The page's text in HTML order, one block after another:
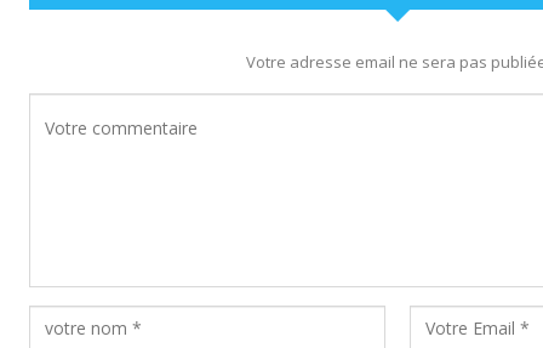
Votre adresse email ne sera pas